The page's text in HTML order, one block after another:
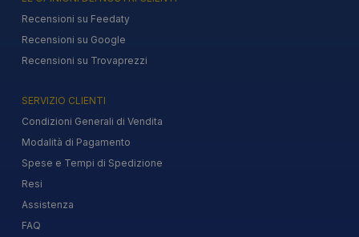
Recensioni su Feedaty
Recensioni su Google
Recensioni su Trovaprezzi
SERVIZIO CLIENTI
Condizioni Generali di Vendita
Modalità di Pagamento
Spese e Tempi di Spedizione
Resi
Assistenza
FAQ